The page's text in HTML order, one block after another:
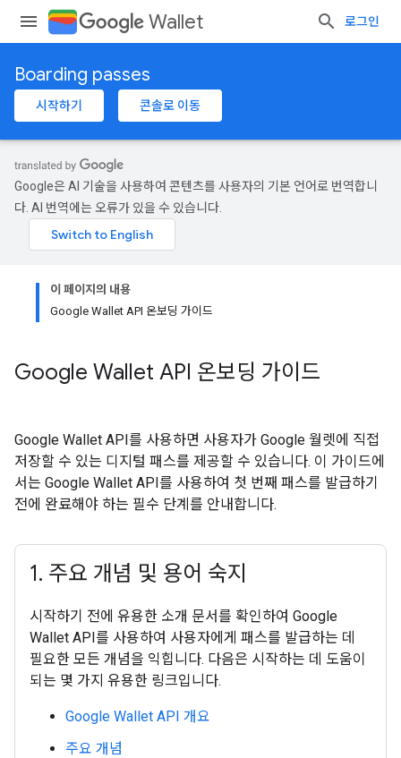
Wallet 로그인
Boarding passes
시작하기 콘솔로 이동
Google은 AI 기술을 사용하여 콘텐츠를 사용자의 기본 언어로 번역합니
다. AI 번역에는 오류가 있을 수 있습니다.
이 페이지의 내용
Google Wallet API 온보딩 가이드
Google Wallet API 온보딩 가이드
Google Wallet API를 사용하면 사용자가 Google 월렛에 직접
저장할 수 있는 디지털 패스를 제공할 수 있습니다. 이 가이드에
서는 Google Wallet API를 사용하여 첫 번째 패스를 발급하기
전에 완료해야 하는 필수 단계를 안내합니다.
1. 주요 개념 및 용어 숙지
시작하기 전에 유용한 소개 문서를 확인하여 Google
Wallet API를 사용하여 사용자에게 패스를 발급하는 데
필요한 모든 개념을 익힙니다. 다음은 시작하는 데 도움이
되는 몇 가지 유용한 링크입니다.
Google Wallet API 개요
주요 개념